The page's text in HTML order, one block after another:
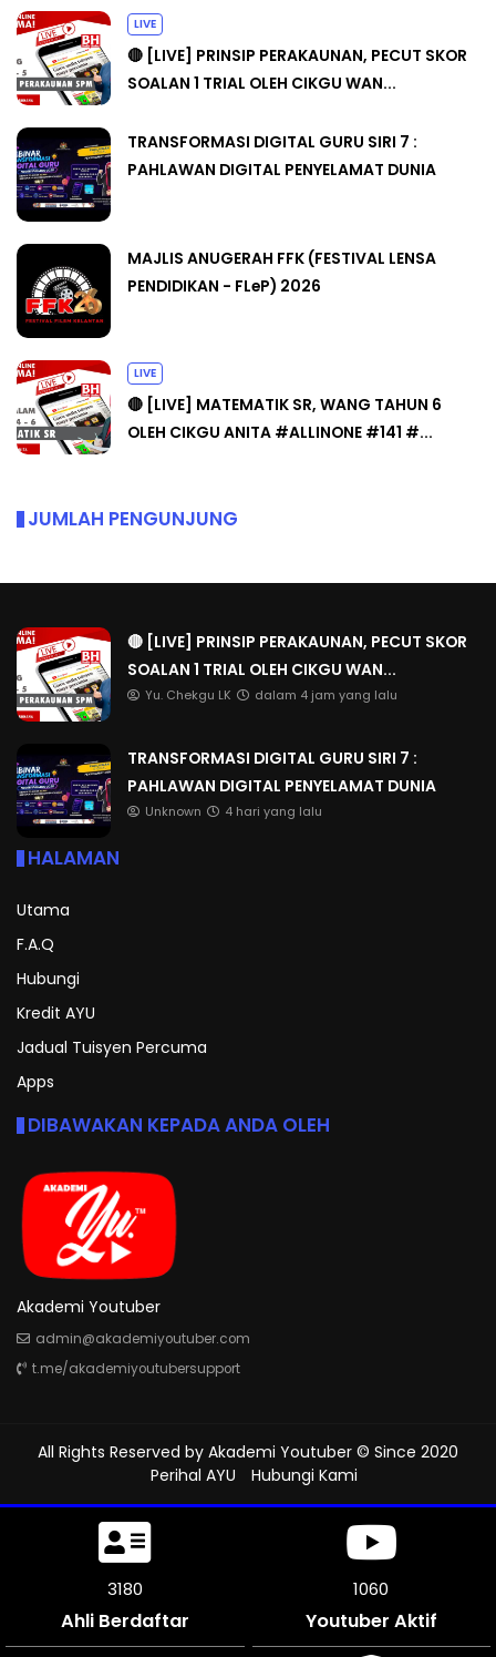
LIVE
🔴 [LIVE] PRINSIP PERAKAUNAN, PECUT SKOR
SOALAN 1 TRIAL OLEH CIKGU WAN...
TRANSFORMASI DIGITAL GURU SIRI 7 :
PAHLAWAN DIGITAL PENYELAMAT DUNIA
MAJLIS ANUGERAH FFK (FESTIVAL LENSA
PENDIDIKAN - FLeP) 2026
LIVE
🔴 [LIVE] MATEMATIK SR, WANG TAHUN 6
OLEH CIKGU ANITA #ALLINONE #141 #...
JUMLAH PENGUNJUNG
🔴 [LIVE] PRINSIP PERAKAUNAN, PECUT SKOR
SOALAN 1 TRIAL OLEH CIKGU WAN...
Yu. Chekgu LK dalam 4 jam yang lalu
TRANSFORMASI DIGITAL GURU SIRI 7 :
PAHLAWAN DIGITAL PENYELAMAT DUNIA
Unknown 4 hari yang lalu
HALAMAN
Utama
F.A.Q
Hubungi
Kredit AYU
Jadual Tuisyen Percuma
Apps
DIBAWAKAN KEPADA ANDA OLEH
Akademi Youtuber
admin@akademiyoutuber.com
t.me/akademiyoutubersupport
All Rights Reserved by Akademi Youtuber © Since 2020
Perihal AYU
Hubungi Kami
3546
Ahli Berdaftar
1181
Youtuber Aktif